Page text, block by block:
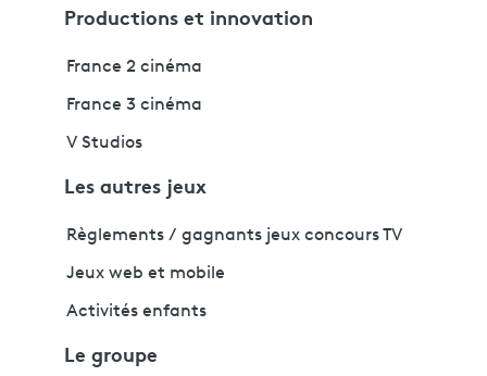
Productions et innovation
France 2 cinéma
France 3 cinéma
V Studios
Les autres jeux
Règlements / gagnants jeux concours TV
Jeux web et mobile
Activités enfants
Le groupe